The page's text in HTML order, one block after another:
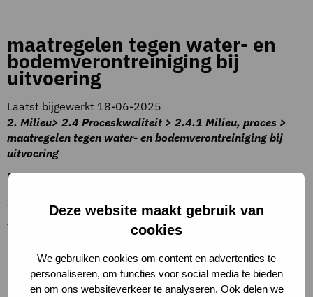
Deze website maakt gebruik van
cookies
We gebruiken cookies om content en advertenties te
personaliseren, om functies voor social media te bieden
en om ons websiteverkeer te analyseren. Ook delen we
maatregelen tegen water- en
bodemverontreiniging bij
uitvoering
Laatst bijgewerkt 18-06-2025
2. Milieu> 2.4 Proceskwaliteit > 2.4.1 Milieu, proces >
maatregelen tegen water- en bodemverontreiniging bij
uitvoering
Beschrijving criteria
Voorkomen van verontreiniging van water en bodem
tijdens de uitvoering door toepassing van één maatregel
uit:
Afspraken maken met en scholing/uitleg geven aan
medewerkers en de naleving daarvan controleren